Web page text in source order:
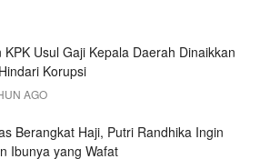
KPK Usul Gaji Kepala Daerah Dinaikkan
Korupsi
AGO
Berangkat Haji, Putri Randhika Ingin
Ibunya yang Wafat